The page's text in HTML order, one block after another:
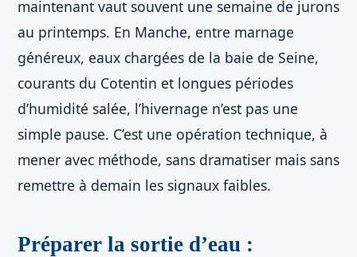
maintenant vaut souvent une semaine de jurons
au printemps. En Manche, entre marnage
généreux, eaux chargées de la baie de Seine,
courants du Cotentin et longues périodes
d’humidité salée, l’hivernage n’est pas une
simple pause. C’est une opération technique, à
mener avec méthode, sans dramatiser mais sans
remettre à demain les signaux faibles.
Préparer la sortie d’eau :